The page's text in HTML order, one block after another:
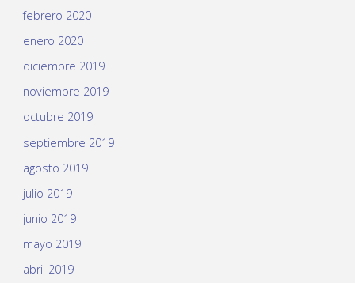
febrero 2020
enero 2020
diciembre 2019
noviembre 2019
octubre 2019
septiembre 2019
agosto 2019
julio 2019
junio 2019
mayo 2019
abril 2019